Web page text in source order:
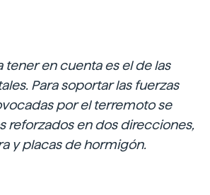
tener en cuenta es el de las
Para soportar las fuerzas
por el terremoto se
reforzados en dos direcciones,
y placas de hormigón.